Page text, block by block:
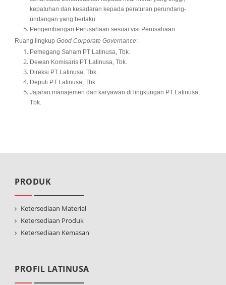
kepatuhan dan kesadaran kepada peraturan perundang-
undangan yang berlaku.
Pengembangan Perusahaan sesuai visi Perusahaan.
Ruang lingkup Good Corporate Governance:
Pemegang Saham PT Latinusa, Tbk.
Dewan Komisaris PT Latinusa, Tbk.
Direksi PT Latinusa, Tbk.
Deputi PT Latinusa, Tbk.
Jajaran manajemen dan karyawan di lingkungan PT Latinusa,
Tbk.
PRODUK
Ketersediaan Material
Ketersediaan Produk
Ketersediaan Kemasan
PROFIL LATINUSA